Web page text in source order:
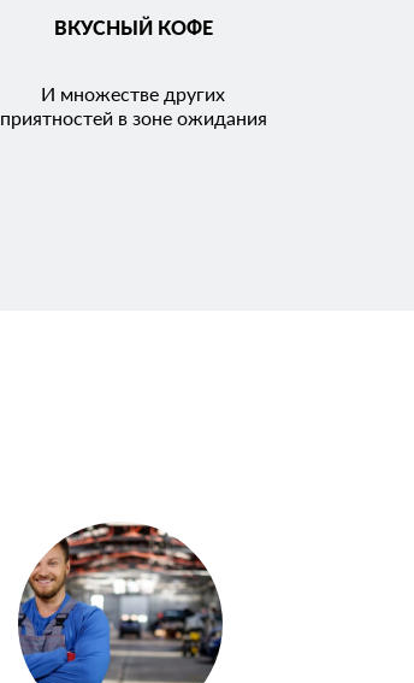
ВКУСНЫЙ КОФЕ
И множестве других
приятностей в зоне ожидания